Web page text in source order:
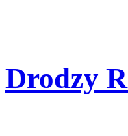
Drodzy